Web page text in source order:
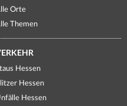
Orte
Themen
Hessen
Hessen
Hessen